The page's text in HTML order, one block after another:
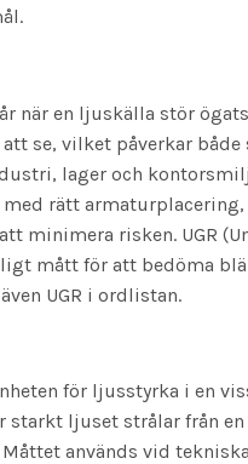
när en ljuskälla stör
se, vilket påverkar
lager och
rätt
minimera risken. UGR
mått för att bedöma
UGR i ordlistan.
för ljusstyrka i en
starkt ljuset strålar från
används vid tekniska